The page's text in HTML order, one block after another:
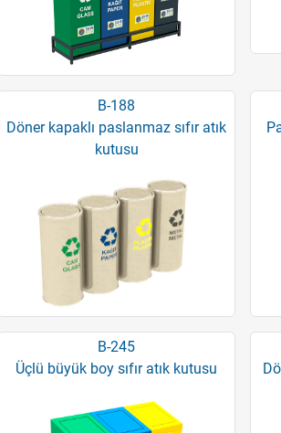
B-188
Döner kapaklı paslanmaz sıfır atık
kutusu
B-245
Üçlü büyük boy sıfır atık kutusu